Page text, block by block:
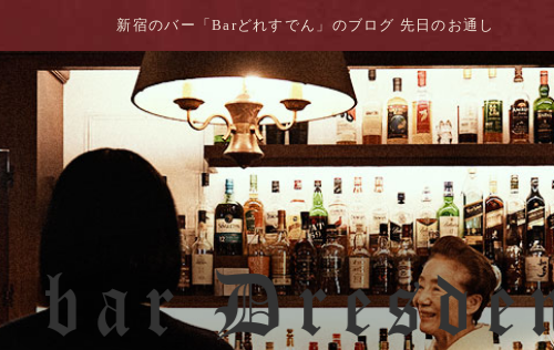
新宿のバー「Barどれすでん」のブログ 先日のお通し